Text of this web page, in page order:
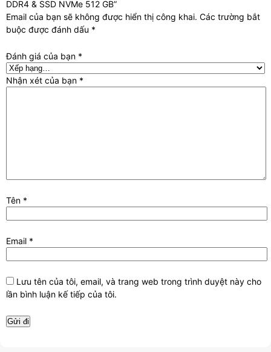
DDR4 & SSD NVMe 512 GB”
Email của bạn sẽ không được hiển thị công khai. Các trường bắt
buộc được đánh dấu *
Đánh giá của bạn *
Nhận xét của bạn *
Tên *
Email *
Lưu tên của tôi, email, và trang web trong trình duyệt này cho
lần bình luận kế tiếp của tôi.